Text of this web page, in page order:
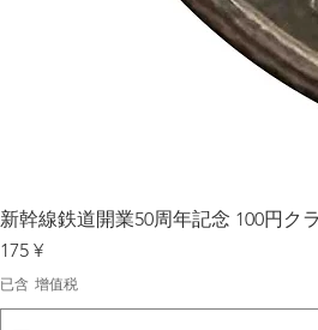
新幹線鉄道開業50周年記念 100円ク
價格
175 ¥
已含 增值税